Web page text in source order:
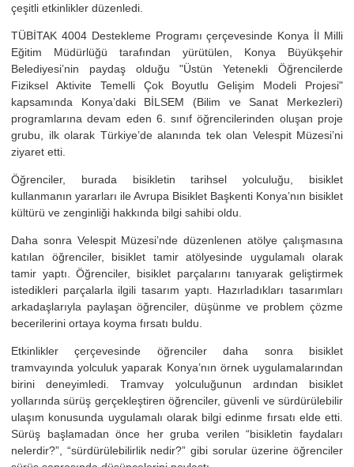
çeşitli etkinlikler düzenledi.
TÜBİTAK 4004 Destekleme Programı çerçevesinde Konya İl Milli
Eğitim Müdürlüğü tarafından yürütülen, Konya Büyükşehir
Belediyesi’nin paydaş olduğu "Üstün Yetenekli Öğrencilerde
Fiziksel Aktivite Temelli Çok Boyutlu Gelişim Modeli Projesi"
kapsamında Konya’daki BİLSEM (Bilim ve Sanat Merkezleri)
programlarına devam eden 6. sınıf öğrencilerinden oluşan proje
grubu, ilk olarak Türkiye’de alanında tek olan Velespit Müzesi’ni
ziyaret etti.
Öğrenciler, burada bisikletin tarihsel yolculuğu, bisiklet
kullanmanın yararları ile Avrupa Bisiklet Başkenti Konya’nın bisiklet
kültürü ve zenginliği hakkında bilgi sahibi oldu.
Daha sonra Velespit Müzesi’nde düzenlenen atölye çalışmasına
katılan öğrenciler, bisiklet tamir atölyesinde uygulamalı olarak
tamir yaptı. Öğrenciler, bisiklet parçalarını tanıyarak geliştirmek
istedikleri parçalarla ilgili tasarım yaptı. Hazırladıkları tasarımları
arkadaşlarıyla paylaşan öğrenciler, düşünme ve problem çözme
becerilerini ortaya koyma fırsatı buldu.
Etkinlikler çerçevesinde öğrenciler daha sonra bisiklet
tramvayında yolculuk yaparak Konya’nın örnek uygulamalarından
birini deneyimledi. Tramvay yolculuğunun ardından bisiklet
yollarında sürüş gerçekleştiren öğrenciler, güvenli ve sürdürülebilir
ulaşım konusunda uygulamalı olarak bilgi edinme fırsatı elde etti.
Sürüş başlamadan önce her gruba verilen “bisikletin faydaları
nelerdir?”, “sürdürülebilirlik nedir?” gibi sorular üzerine öğrenciler